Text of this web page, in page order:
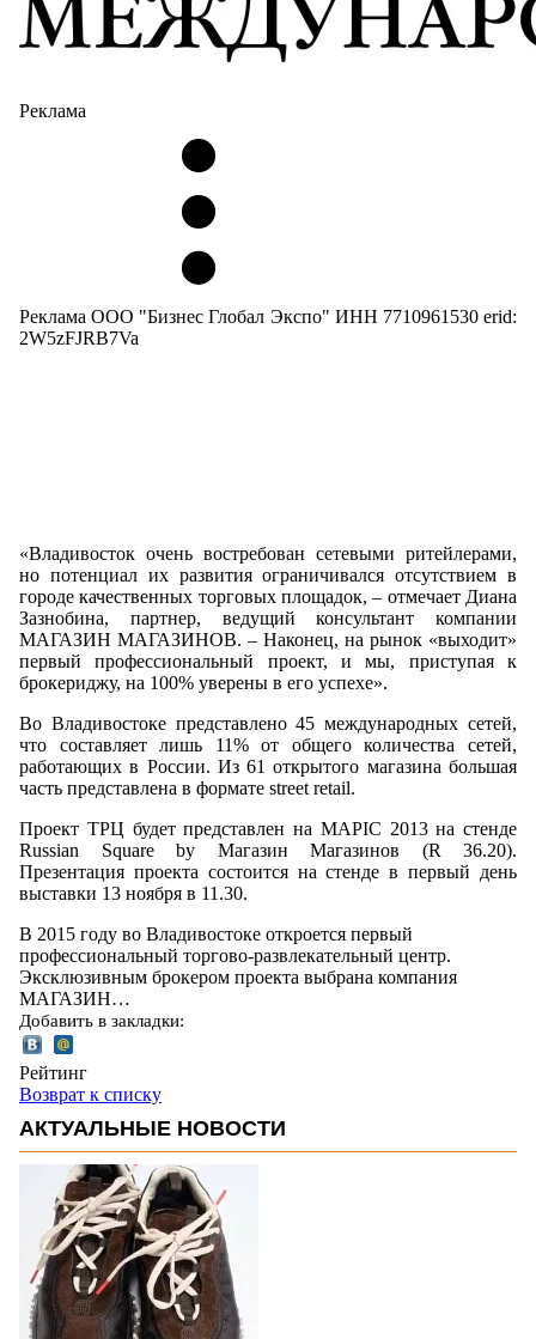
Реклама
Реклама ООО "Бизнес Глобал Экспо" ИНН 7710961530 erid:
2W5zFJRB7Va
«Владивосток очень востребован сетевыми ритейлерами,
но потенциал их развития ограничивался отсутствием в
городе качественных торговых площадок, – отмечает Диана
Зазнобина, партнер, ведущий консультант компании
МАГАЗИН МАГАЗИНОВ. – Наконец, на рынок «выходит»
первый профессиональный проект, и мы, приступая к
брокериджу, на 100% уверены в его успехе».
Во Владивостоке представлено 45 международных сетей,
что составляет лишь 11% от общего количества сетей,
работающих в России. Из 61 открытого магазина большая
часть представлена в формате street retail.
Проект ТРЦ будет представлен на MAPIC 2013 на стенде
Russian Square by Магазин Магазинов (R 36.20).
Презентация проекта состоится на стенде в первый день
выставки 13 ноября в 11.30.
В 2015 году во Владивостоке откроется первый
профессиональный торгово-развлекательный центр.
Эксклюзивным брокером проекта выбрана компания
МАГАЗИН…
Добавить в закладки:
Рейтинг
Возврат к списку
АКТУАЛЬНЫЕ НОВОСТИ